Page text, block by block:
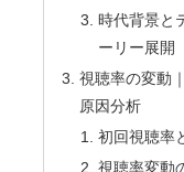
時代背景と
ーリー展開
視聴率の変動
原因分析
初回視聴率
視聴率変動